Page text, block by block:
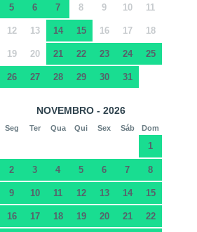
5 6 7 8 9 10 11
12 13 14 15 16 17 18
19 20 21 22 23 24 25
26 27 28 29 30 31
NOVEMBRO - 2026
Seg Ter Qua Qui Sex Sáb Dom
1
2 3 4 5 6 7 8
9 10 11 12 13 14 15
16 17 18 19 20 21 22